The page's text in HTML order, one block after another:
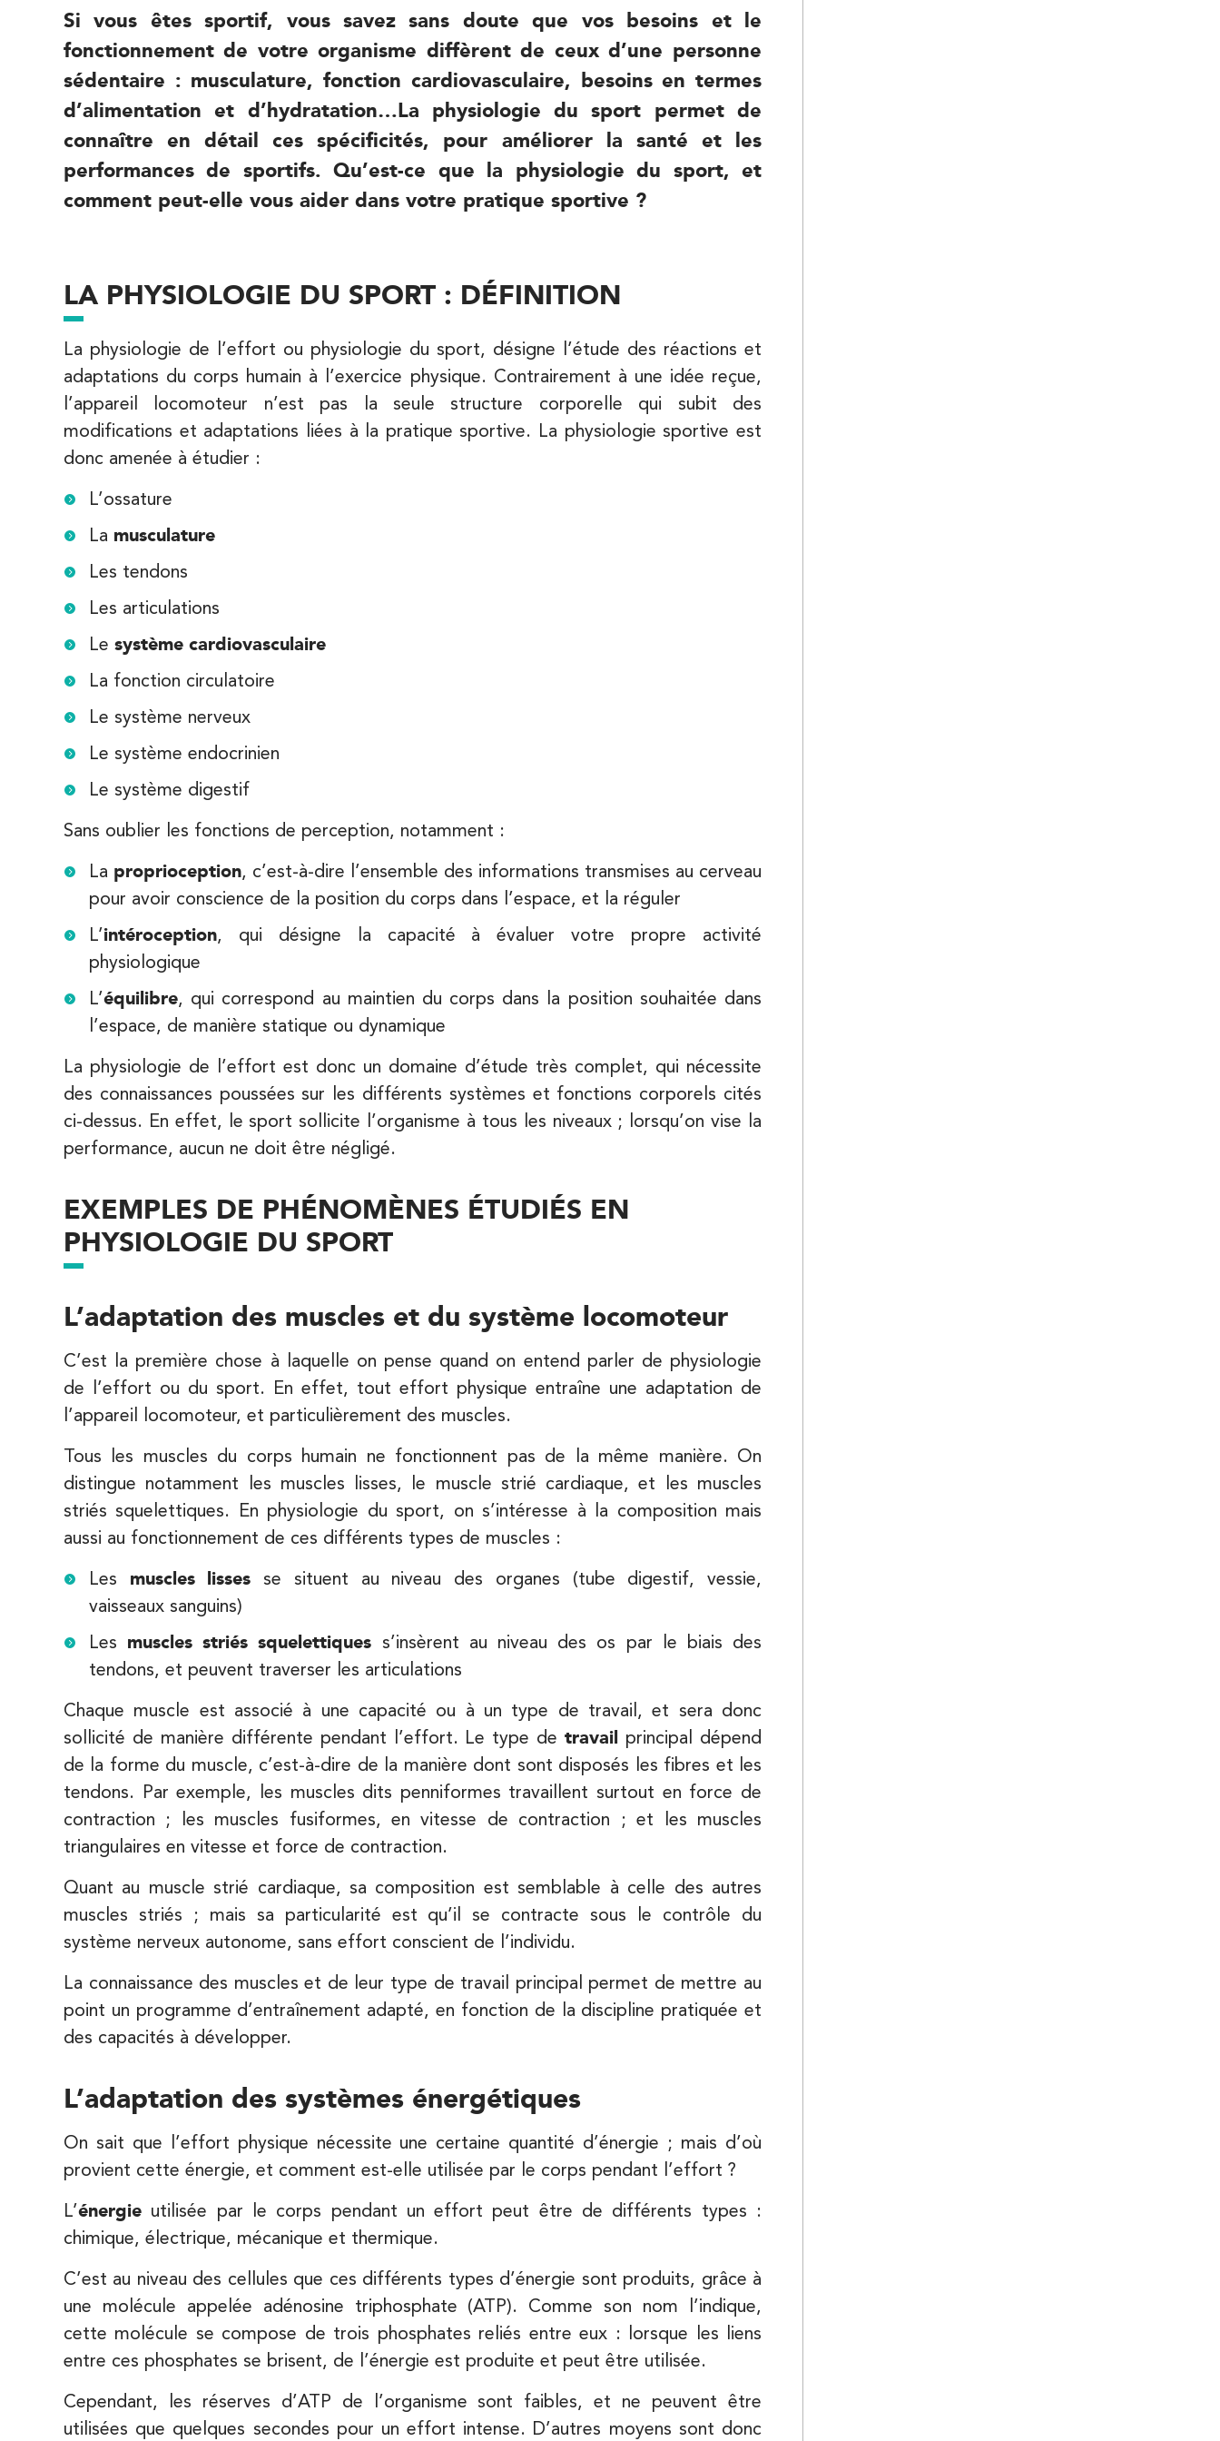
Si vous êtes sportif, vous savez sans doute que vos besoins et le
fonctionnement de votre organisme diffèrent de ceux d’une personne
sédentaire : musculature, fonction cardiovasculaire, besoins en termes
d’alimentation et d’hydratation…La physiologie du sport permet de
connaître en détail ces spécificités, pour améliorer la santé et les
performances de sportifs. Qu’est-ce que la physiologie du sport, et
comment peut-elle vous aider dans votre pratique sportive ?
LA PHYSIOLOGIE DU SPORT : DÉFINITION
La physiologie de l’effort ou physiologie du sport, désigne l’étude des réactions et
adaptations du corps humain à l’exercice physique. Contrairement à une idée reçue,
l’appareil locomoteur n’est pas la seule structure corporelle qui subit des
modifications et adaptations liées à la pratique sportive. La physiologie sportive est
donc amenée à étudier :
L’ossature
La musculature
Les tendons
Les articulations
Le système cardiovasculaire
La fonction circulatoire
Le système nerveux
Le système endocrinien
Le système digestif
Sans oublier les fonctions de perception, notamment :
La proprioception, c’est-à-dire l’ensemble des informations transmises au cerveau
pour avoir conscience de la position du corps dans l’espace, et la réguler
L’intéroception, qui désigne la capacité à évaluer votre propre activité
physiologique
L’équilibre, qui correspond au maintien du corps dans la position souhaitée dans
l’espace, de manière statique ou dynamique
La physiologie de l’effort est donc un domaine d’étude très complet, qui nécessite
des connaissances poussées sur les différents systèmes et fonctions corporels cités
ci-dessus. En effet, le sport sollicite l’organisme à tous les niveaux ; lorsqu’on vise la
performance, aucun ne doit être négligé.
EXEMPLES DE PHÉNOMÈNES ÉTUDIÉS EN
PHYSIOLOGIE DU SPORT
L’adaptation des muscles et du système locomoteur
C’est la première chose à laquelle on pense quand on entend parler de physiologie
de l’effort ou du sport. En effet, tout effort physique entraîne une adaptation de
l’appareil locomoteur, et particulièrement des muscles.
Tous les muscles du corps humain ne fonctionnent pas de la même manière. On
distingue notamment les muscles lisses, le muscle strié cardiaque, et les muscles
striés squelettiques. En physiologie du sport, on s’intéresse à la composition mais
aussi au fonctionnement de ces différents types de muscles :
Les muscles lisses se situent au niveau des organes (tube digestif, vessie,
vaisseaux sanguins)
Les muscles striés squelettiques s’insèrent au niveau des os par le biais des
tendons, et peuvent traverser les articulations
Chaque muscle est associé à une capacité ou à un type de travail, et sera donc
sollicité de manière différente pendant l’effort. Le type detravail principal dépend
de la forme du muscle, c’est-à-dire de la manière dont sont disposés les fibres et les
tendons. Par exemple, les muscles dits penniformes travaillent surtout en force de
contraction ; les muscles fusiformes, en vitesse de contraction ; et les muscles
triangulaires en vitesse et force de contraction.
Quant au muscle strié cardiaque, sa composition est semblable à celle des autres
muscles striés ; mais sa particularité est qu’il se contracte sous le contrôle du
système nerveux autonome, sans effort conscient de l’individu.
La connaissance des muscles et de leur type de travail principal permet de mettre au
point un programme d’entraînement adapté, en fonction de la discipline pratiquée et
des capacités à développer.
L’adaptation des systèmes énergétiques
On sait que l’effort physique nécessite une certaine quantité d’énergie ; mais d’où
provient cette énergie, et comment est-elle utilisée par le corps pendant l’effort ?
L’énergieutilisée par le corps pendant un effort peut être de différents types :
chimique, électrique, mécanique et thermique.
C’est au niveau des cellules que ces différents types d’énergie sont produits, grâce à
une molécule appelée adénosine triphosphate (ATP). Comme son nom l’indique,
cette molécule se compose de trois phosphates reliés entre eux : lorsque les liens
entre ces phosphates se brisent, de l’énergie est produite et peut être utilisée.
Cependant, les réserves d’ATP de l’organisme sont faibles, et ne peuvent être
utilisées que quelques secondes pour un effort intense. D’autres moyens sont donc
8 Avenue de Camoens 75116 Paris
01 42 15 22 46
PRENEZ RDV SUR
IK Paris 15 – Ségur
12 Rue César Franck 75015 Paris
PRENEZ RDV SUR
PRENEZ RDV SUR
Kinésithérapie
IK Paris 6 – Cassette
1 Rue Cassette 75006 Paris
1 Rue Cassette 75006 Paris
01 42 84 06 95
PRENEZ RDV SUR
Kinésithérapie
IK Boulogne – 92
3 Av. André Morizet 92100 Boulogne-
3 Av. André Morizet 92100 Boulogne-Billancourt
01 48 25 34 79
PRENEZ RDV SUR
PRENEZ RDV SUR
IK Paris 17 – Villiers
68 Av. de Villiers 75017 Paris
PRENEZ RDV SUR
Balnéothérapie
20 Rue de la Pépinière 75008 Paris
PRENEZ RDV SUR
PRENEZ RDV SUR
Kinésithérapie
5 Rue Monge 92170 Vanves
5 Rue Monge 92170 Vanves
01 46 44 33 92
PRENEZ RDV SUR
Kinésithérapie
IK Paris 7 Saint Germain
199 Bd Saint-Germain 75007 Paris
199 Bd Saint-Germain 75007 Paris
01 43 25 10 20
PRENEZ RDV SUR
Kinésithérapie
IK Bois Colombes – 92
1 Rue Mertens 92600 Bois-Colombes
1 Rue Mertens 92600 Bois-Colombes
01 43 50 50 81
PRENEZ RDV SUR
Kinésithérapie
IK Olympe Sante Antony – 92
28 Rue Velpeau 92160 Antony
28 Rue Velpeau 92160 Antony
01 76 21 71 41
PRENEZ RDV SUR
PRENEZ RDV SUR
Kinésithérapie
Koss Paris 8 – Haussmann
74 Bd Haussmann 75008 Paris
74 Bd Haussmann 75008 Paris
01 44 71 93 74
PRENEZ RDV SUR
PRENEZ RDV SUR
Kinésithérapie
IK Morangis – 91
28 Rue Velpeau 92160 Antony
28 Rue Velpeau 92160 Antony
01 64 48 35 84
PRENEZ RDV SUR
Kinésithérapie
Balnéothérapie